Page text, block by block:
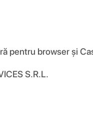
pentru browser și
S.R.L.